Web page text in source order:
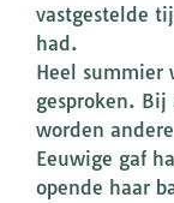
vastgestelde
had.
Heel summier
gesproken. Bij
worden
Eeuwige gaf
opende haar